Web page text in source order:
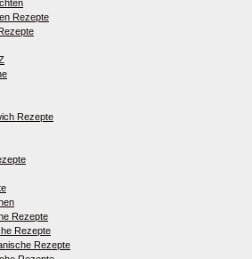
Rezepte
Rezepte
Rezepte
Rezepte
Rezepte